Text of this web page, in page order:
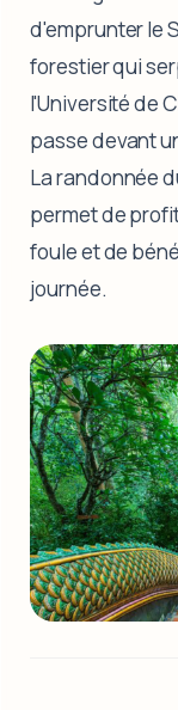
d'emprunter le
forestier qui
l'Université de
passe devant
La randonnée
permet de
foule et de
journée.